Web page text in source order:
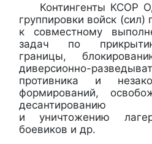
Контингенты КСОР
группировки войск (сил)
к совместному
задач по
границы,
диверсионно-
противника и
формирований,
десантированию
и уничтожению
боевиков и др.